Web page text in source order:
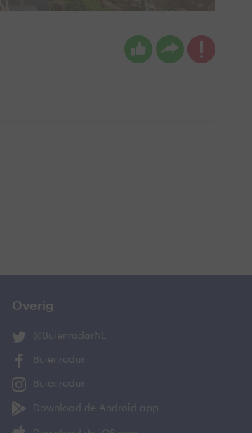
Overig
@BuienradarNL
Buienradar
Buienradar
Download de Android app